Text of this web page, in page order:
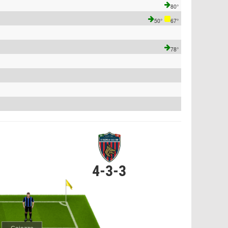
80°
50°
67°
78°
4-3-3